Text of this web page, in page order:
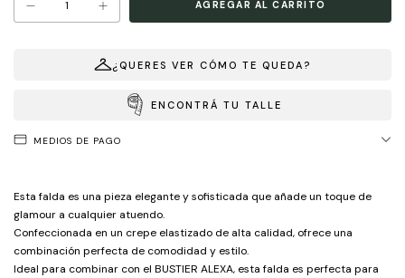
¿QUERES VER CÓMO TE QUEDA?
ENCONTRÁ TU TALLE
MEDIOS DE PAGO
Esta falda es una pieza elegante y sofisticada que añade un toque de
glamour a cualquier atuendo.
Confeccionada en un crepe elastizado de alta calidad, ofrece una
combinación perfecta de comodidad y estilo.
Ideal para combinar con el BUSTIER ALEXA, esta falda es perfecta para